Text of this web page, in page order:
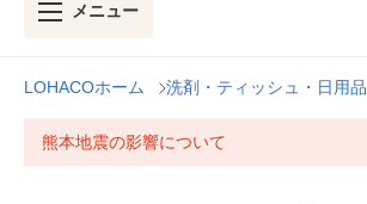
メニュー
LOHACOホーム 洗剤・ティッシュ・日用品
熊本地震の影響について